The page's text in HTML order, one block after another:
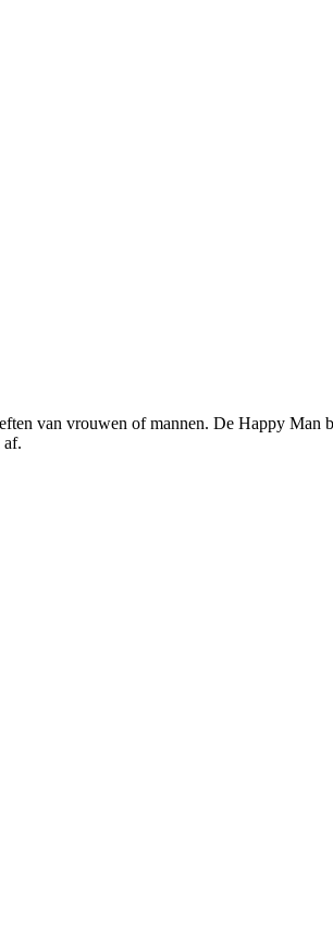
van vrouwen of mannen. De Happy Man
af.